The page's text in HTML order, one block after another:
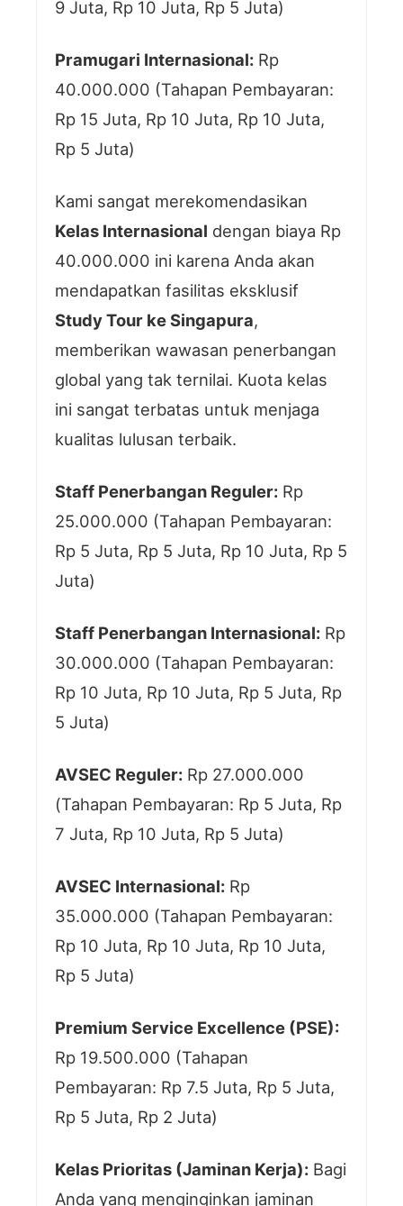
9 Juta, Rp 10 Juta, Rp 5 Juta)
Pramugari Internasional: Rp
40.000.000 (Tahapan Pembayaran:
Rp 15 Juta, Rp 10 Juta, Rp 10 Juta,
Rp 5 Juta)
Kami sangat merekomendasikan
Kelas Internasional dengan biaya Rp
40.000.000 ini karena Anda akan
mendapatkan fasilitas eksklusif
Study Tour ke Singapura,
memberikan wawasan penerbangan
global yang tak ternilai. Kuota kelas
ini sangat terbatas untuk menjaga
kualitas lulusan terbaik.
Staff Penerbangan Reguler: Rp
25.000.000 (Tahapan Pembayaran:
Rp 5 Juta, Rp 5 Juta, Rp 10 Juta, Rp 5
Juta)
Staff Penerbangan Internasional: Rp
30.000.000 (Tahapan Pembayaran:
Rp 10 Juta, Rp 10 Juta, Rp 5 Juta, Rp
5 Juta)
AVSEC Reguler: Rp 27.000.000
(Tahapan Pembayaran: Rp 5 Juta, Rp
7 Juta, Rp 10 Juta, Rp 5 Juta)
AVSEC Internasional: Rp
35.000.000 (Tahapan Pembayaran:
Rp 10 Juta, Rp 10 Juta, Rp 10 Juta,
Rp 5 Juta)
Premium Service Excellence (PSE):
Rp 19.500.000 (Tahapan
Pembayaran: Rp 7.5 Juta, Rp 5 Juta,
Rp 5 Juta, Rp 2 Juta)
Kelas Prioritas (Jaminan Kerja): Bagi
Anda yang menginginkan jaminan